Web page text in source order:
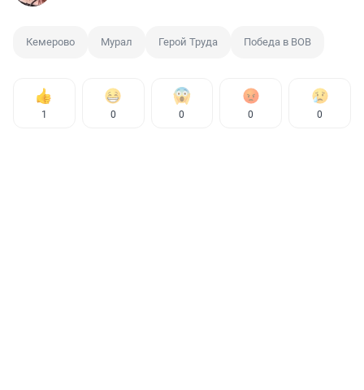
Кемерово Мурал Герой Труда Победа в ВОВ
1 0 0 0 0